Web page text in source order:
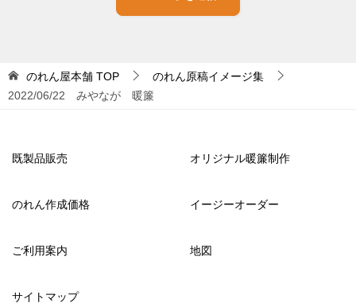
のれん屋本舗 TOP
のれん原稿イメージ集
2022/06/22 みやなが 暖簾
既製品販売 オリジナル暖簾制作
のれん作成価格 イージーオーダー
ご利用案内 地図
サイトマップ